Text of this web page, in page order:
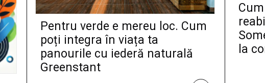
Pentru verde e mereu loc. Cum
poți integra în viața ta
panourile cu iederă naturală
Greenstant
la